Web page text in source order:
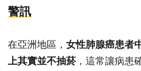
警訊
在亞洲地區， 女性肺腺癌患者
上其實並不抽菸，這常讓病患